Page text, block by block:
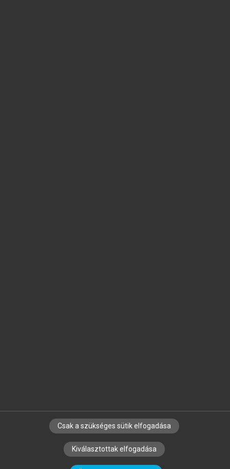
SZERZŐKNEK CÉGEKNEK KÖNYVTÁROSOKNAK
SZERKESZTÉSI ÉS LEKTORÁLÁSI ALAPELVEK
Csak a szükséges sütik elfogadása
Kiválasztottak elfogadása